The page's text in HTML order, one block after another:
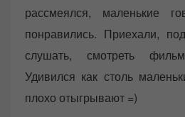
рассмеялся, маленькие
понравились. Приехали,
слушать, смотреть
Удивился как столь
плохо отыгрывают =)